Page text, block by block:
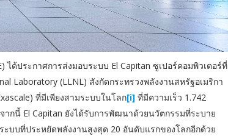
ได้ประกาศการส่งมอบระบบ El Capitan ซูเปอร์คอมพิวเตอร์ที่
Laboratory (LLNL) สังกัดกระทรวงพลังงานสหรัฐอเมริกา
ที่มีเพียงสามระบบในโลก[i] ที่มีความเร็ว 1.742
ากนี้ El Capitan ยังได้รับการพัฒนาด้วยนวัตกรรมที่ระบาย
บบที่ประหยัดพลังงานสูงสุด 20 อันดับแรกของโลกอีกด้วย